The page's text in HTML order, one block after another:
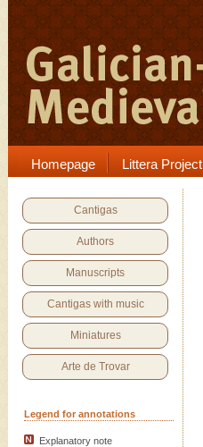
Homepage Littera Project
Cantigas
Authors
Manuscripts
Cantigas with music
Miniatures
Arte de Trovar
Legend for annotations
Explanatory note